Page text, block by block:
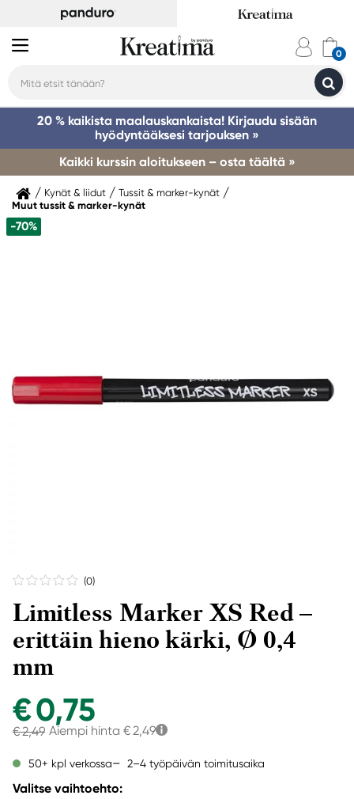
20 % kaikista maalauskankaista! Kirjaudu sisään
hyödyntääksesi tarjouksen »
Kaikki kurssin aloitukseen – osta täältä »
Kynät & liidut
Tussit & marker-kynät
Muut tussit & marker-kynät
-70%
(0)
Limitless Marker XS Red –
erittäin hieno kärki, Ø 0,4
mm
€ 0,75
€ 2,49 Aiempi hinta € 2,49
50+ kpl verkossa 2–4 työpäivän toimitusaika
Valitse vaihtoehto: